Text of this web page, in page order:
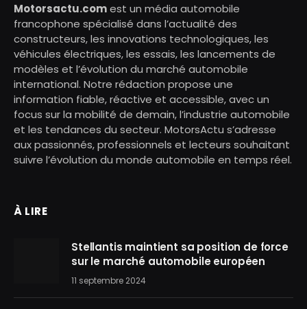
Motorsactu.comest un média automobile
francophone spécialisé dans l’actualité des
constructeurs, les innovations technologiques, les
véhicules électriques, les essais, les lancements de
modèles et l’évolution du marché automobile
international. Notre rédaction propose une
information fiable, réactive et accessible, avec un
focus sur la mobilité de demain, l’industrie automobile
et les tendances du secteur. MotorsActu s’adresse
aux passionnés, professionnels et lecteurs souhaitant
suivre l’évolution du monde automobile en temps réel.
À LIRE
Stellantis maintient sa position de force
sur le marché automobile européen
11 septembre 2024